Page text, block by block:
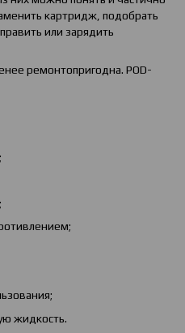
картридж, подобрать
или зарядить
ремонтопригодна. POD-
жидкость.